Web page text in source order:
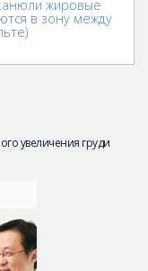
жировые
в зону между
увеличения груди